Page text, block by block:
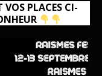
PLACES CI-